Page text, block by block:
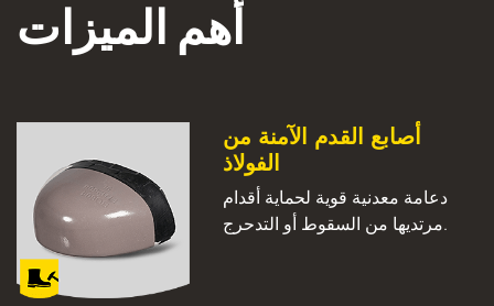
أهم الميزات
أصابع القدم الآمنة من
الفولاذ
دعامة معدنية قوية لحماية أقدام
مرتديها من السقوط أو التدحرج.